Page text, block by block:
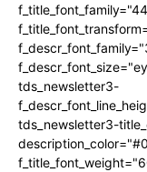
tds_newsletter3-
tds_newsletter3-